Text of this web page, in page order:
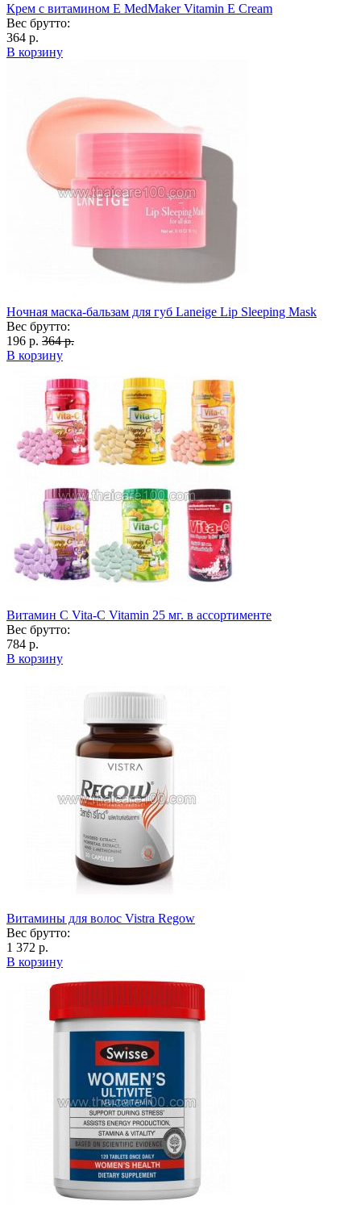
Крем с витамином Е MedMaker Vitamin E Cream
Вес брутто:
364 р.
В корзину
Ночная маска-бальзам для губ Laneige Lip Sleeping Mask
Вес брутто:
196 р. 364 р.
В корзину
Витамин С Vita-C Vitamin 25 мг. в ассортименте
Вес брутто:
784 р.
В корзину
Витамины для волос Vistra Regow
Вес брутто:
1 372 р.
В корзину